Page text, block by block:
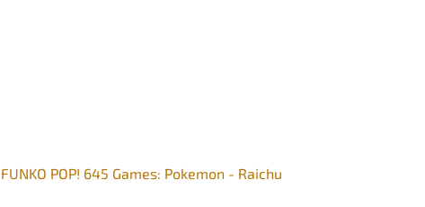
FUNKO POP! 645 Games: Pokemon - Raichu